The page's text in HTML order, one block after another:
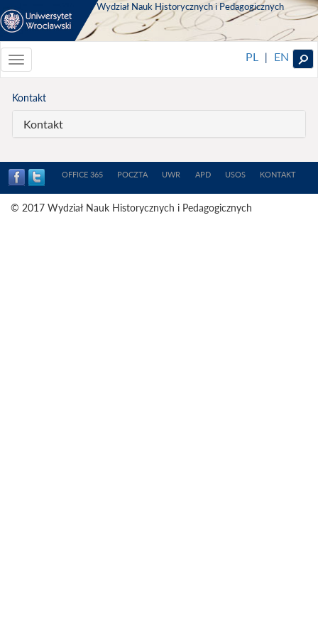
Wydział Nauk Historycznych i Pedagogicznych
Toggle
navigationToggle
PL | EN
Kontakt
Kontakt
OFFICE 365 POCZTA UWR APD USOS KONTAKT
© 2017 Wydział Nauk Historycznych i Pedagogicznych